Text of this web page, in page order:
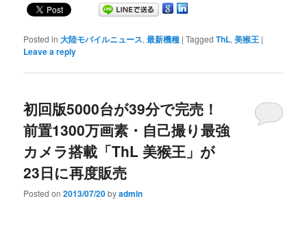
Posted in 大陸モバイルニュース,最新機種 |Tagged ThL,美猴王 |
Leave a reply
初回版5000台が39分で完売！
前置1300万画素・自己撮り最強
カメラ搭載「ThL 美猴王」が
23日に再度販売
Posted on2013/07/20byadmin